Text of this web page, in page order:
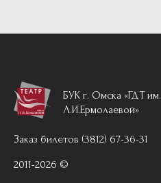
БУК г. Омска «ГДТ им.
Л.И.Ермолаевой»
Заказ билетов (3812) 67-36-31
2011-2026 ©